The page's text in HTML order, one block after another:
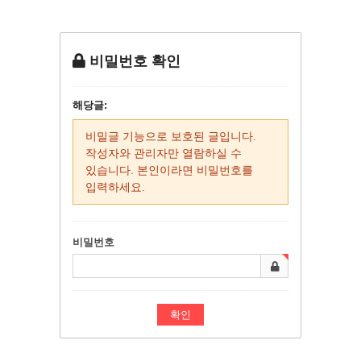
비밀번호 확인
해당글:
비밀글 기능으로 보호된 글입니다.
작성자와 관리자만 열람하실 수
있습니다. 본인이라면 비밀번호를
입력하세요.
비밀번호